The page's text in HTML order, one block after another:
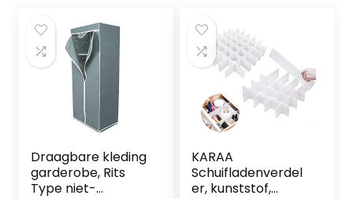
Draagbare kleding
garderobe, Rits
Type niet-
KARAA
Schuifladenverdel
er, kunststof,